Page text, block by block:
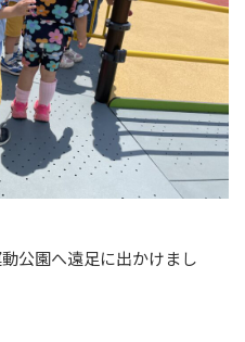
公園へ遠足に出かけまし